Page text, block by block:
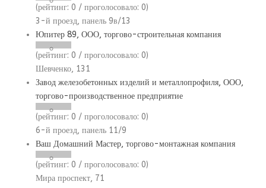
(рейтинг: 0 / проголосовало: 0)
3-й проезд, панель 9в/13
Юпитер 89, ООО, торгово-строительная компания
(рейтинг: 0 / проголосовало: 0)
Шевченко, 131
Завод железобетонных изделий и металлопрофиля, ООО,
торгово-производственное предприятие
(рейтинг: 0 / проголосовало: 0)
6-й проезд, панель 11/9
Ваш Домашний Мастер, торгово-монтажная компания
(рейтинг: 0 / проголосовало: 0)
Мира проспект, 71